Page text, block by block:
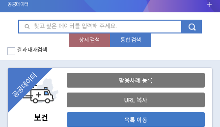
공공데이터 서브메뉴 열기
상세 검색
통합 검색
결과 내 재검색
보건
공공데이터 활용사례 등록
URL 복사
목록 이동